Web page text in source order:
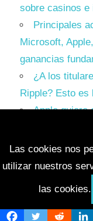
sobre casinos e
Principales
Microsoft,
ganancias
¿A los
Ripple? Esto es
Apple quiere
Tema para
Las cookies nos
utilizar nuestros
las cookies.